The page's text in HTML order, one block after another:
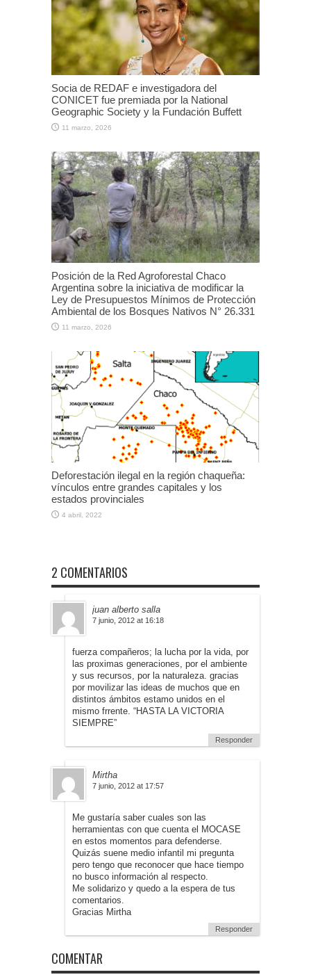
Socia de REDAF e investigadora del
CONICET fue premiada por la National
Geographic Society y la Fundación Buffett
11 marzo, 2026
Posición de la Red Agroforestal Chaco
Argentina sobre la iniciativa de modificar la
Ley de Presupuestos Mínimos de Protección
Ambiental de los Bosques Nativos N° 26.331
11 marzo, 2026
Deforestación ilegal en la región chaqueña:
vínculos entre grandes capitales y los
estados provinciales
4 abril, 2022
2 COMENTARIOS
juan alberto salla
7 junio, 2012 at 16:18
fuerza compañeros; la lucha por la vida, por
las proximas generaciones, por el ambiente
y sus recursos, por la naturaleza. gracias
por movilizar las ideas de muchos que en
distintos ámbitos estamo unidos en el
mismo frrente. “HASTA LA VICTORIA
SIEMPRE”
Responder
Mirtha
7 junio, 2012 at 17:57
Me gustaría saber cuales son las
herramientas con que cuenta el MOCASE
en estos momentos para defenderse.
Quizás suene medio infantil mi pregunta
pero tengo que reconocer que hace tiempo
no busco información al respecto.
Me solidarizo y quedo a la espera de tus
comentarios.
Gracias Mirtha
Responder
COMENTAR